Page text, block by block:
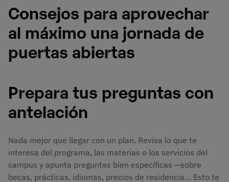
Consejos para aprovechar
al máximo una jornada de
puertas abiertas
Prepara tus preguntas con
antelación
Nada mejor que llegar con un plan. Revisa lo que te
interesa del programa, las materias o los servicios del
campus y apunta preguntas bien específicas —sobre
becas, prácticas, idiomas, precios de residencia… Esto te